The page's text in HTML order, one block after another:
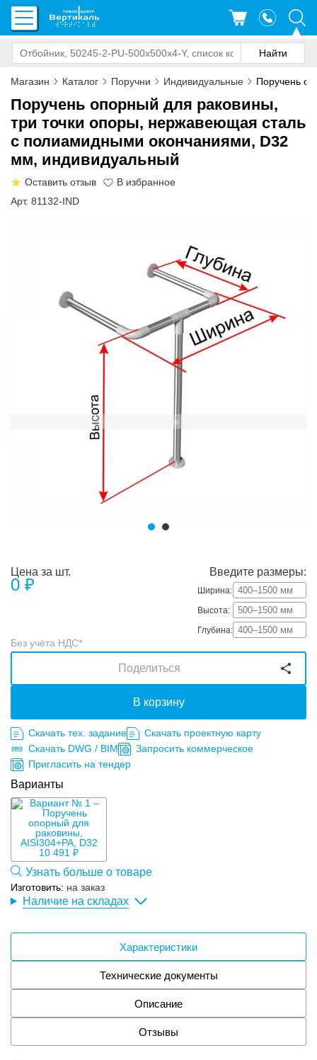
Магазин Каталог Поручни Индивидуальные Поручень
Поручень опорный для раковины,
три точки опоры, нержавеющая сталь
с полиамидными окончаниями, D32
мм, индивидуальный
Оставить отзыв
Арт. 81132-IND
Введите размеры:
Ширина:
Высота:
Глубина:
Цена за шт.
0 ₽
Без учёта НДС*
Изготовить: на заказ
В корзину
Поделиться
Скачать тех. задание
Скачать проектную карту
Скачать DWG / BIM
Запросить коммерческое
Пригласить на тендер
Варианты
10 491 ₽
Узнать больше о товаре
Наличие на складах
Характеристики
Технические документы
Описание
Отзывы